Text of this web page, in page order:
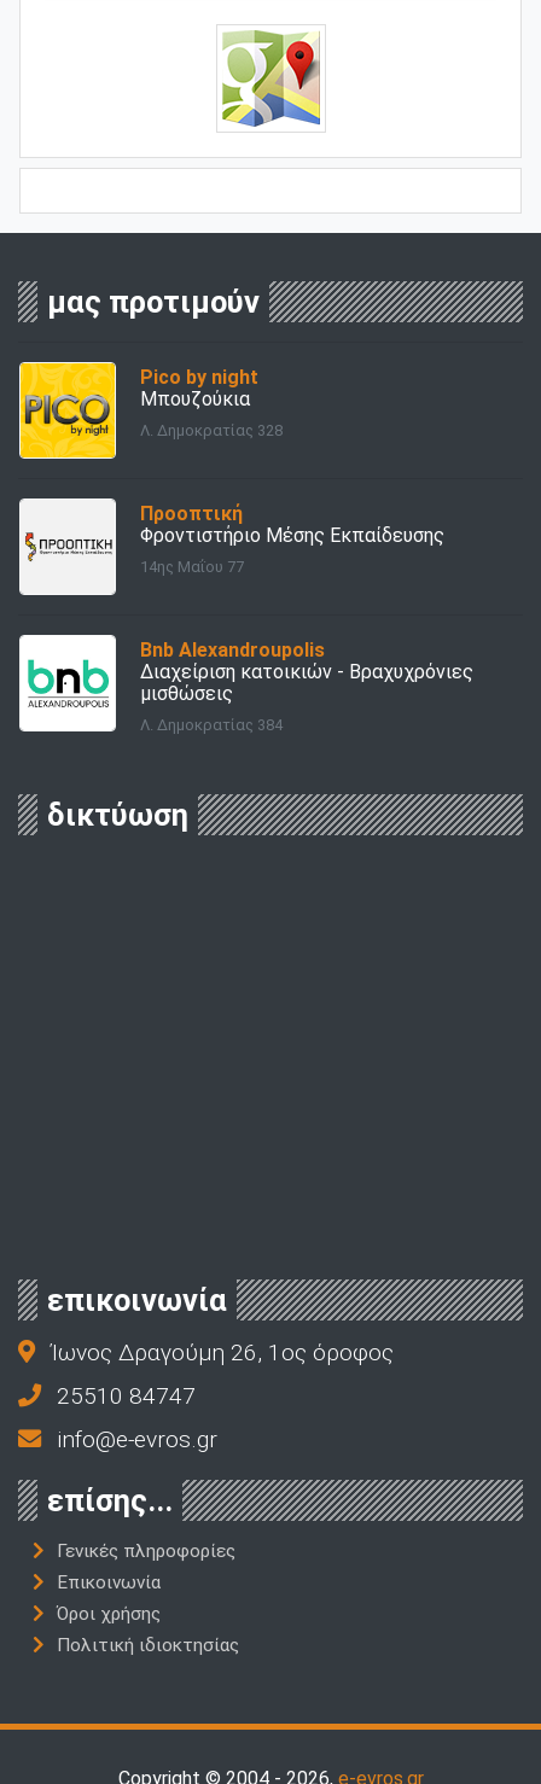
μας προτιμούν
Pico by night
Μπουζούκια
Λ. Δημοκρατίας 328
Προοπτική
Φροντιστήριο Μέσης Εκπαίδευσης
14ης Μαΐου 77
Bnb Alexandroupolis
Διαχείριση κατοικιών - Bραχυχρόνιες
μισθώσεις
Λ. Δημοκρατίας 384
δικτύωση
επικοινωνία
Ίωνος Δραγούμη 26, 1ος όροφος
25510 84747
info@e-evros.gr
επίσης...
Γενικές πληροφορίες
Επικοινωνία
Όροι χρήσης
Πολιτική ιδιοκτησίας
Copyright © 2004 - 2026, e-evros.gr